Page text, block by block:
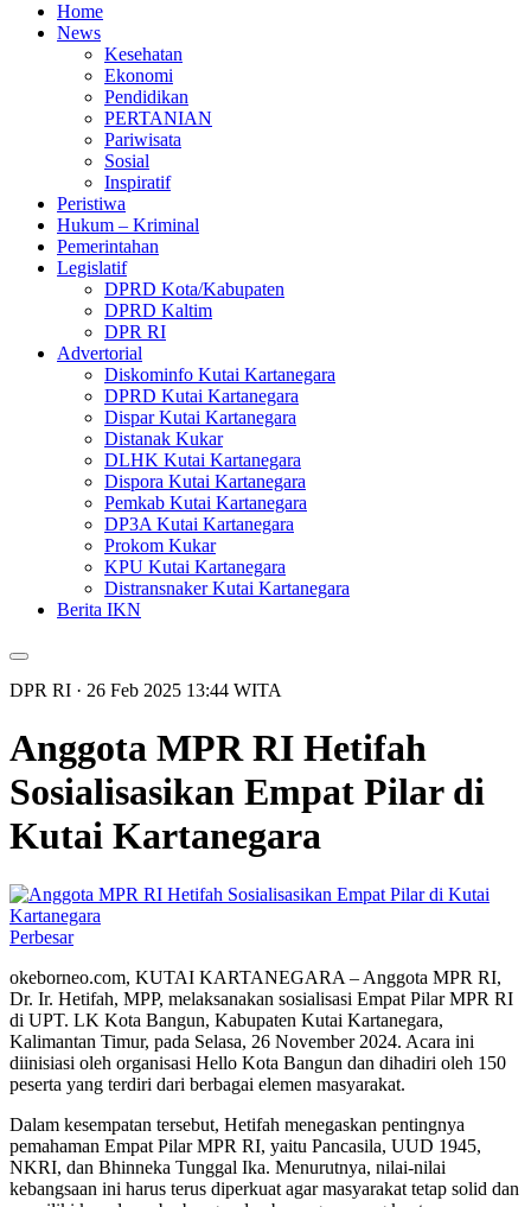
Home
News
Kesehatan
Ekonomi
Pendidikan
PERTANIAN
Pariwisata
Sosial
Inspiratif
Peristiwa
Hukum – Kriminal
Pemerintahan
Legislatif
DPRD Kota/Kabupaten
DPRD Kaltim
DPR RI
Advertorial
Diskominfo Kutai Kartanegara
DPRD Kutai Kartanegara
Dispar Kutai Kartanegara
Distanak Kukar
DLHK Kutai Kartanegara
Dispora Kutai Kartanegara
Pemkab Kutai Kartanegara
DP3A Kutai Kartanegara
Prokom Kukar
KPU Kutai Kartanegara
Distransnaker Kutai Kartanegara
Berita IKN
DPR RI · 26 Feb 2025 13:44 WITA
Anggota MPR RI Hetifah
Sosialisasikan Empat Pilar di
Kutai Kartanegara
Perbesar
okeborneo.com, KUTAI KARTANEGARA – Anggota MPR RI,
Dr. Ir. Hetifah, MPP, melaksanakan sosialisasi Empat Pilar MPR RI
di UPT. LK Kota Bangun, Kabupaten Kutai Kartanegara,
Kalimantan Timur, pada Selasa, 26 November 2024. Acara ini
diinisiasi oleh organisasi Hello Kota Bangun dan dihadiri oleh 150
peserta yang terdiri dari berbagai elemen masyarakat.
Dalam kesempatan tersebut, Hetifah menegaskan pentingnya
pemahaman Empat Pilar MPR RI, yaitu Pancasila, UUD 1945,
NKRI, dan Bhinneka Tunggal Ika. Menurutnya, nilai-nilai
kebangsaan ini harus terus diperkuat agar masyarakat tetap solid dan